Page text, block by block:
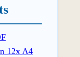
12x A4